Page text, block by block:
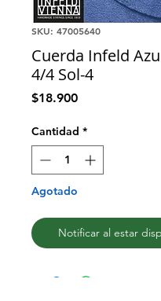
SKU: 47005640
Cuerda Infeld
4/4 Sol-4
$18.900Precio
Cantidad *
Agotado
Notificar al estar